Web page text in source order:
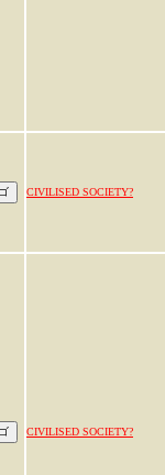
CIVILISED SOCIETY?
CIVILISED SOCIETY?